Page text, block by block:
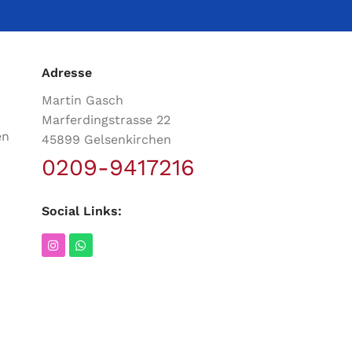
Adresse
Martin Gasch
Marferdingstrasse 22
45899 Gelsenkirchen
0209-9417216
Social Links: